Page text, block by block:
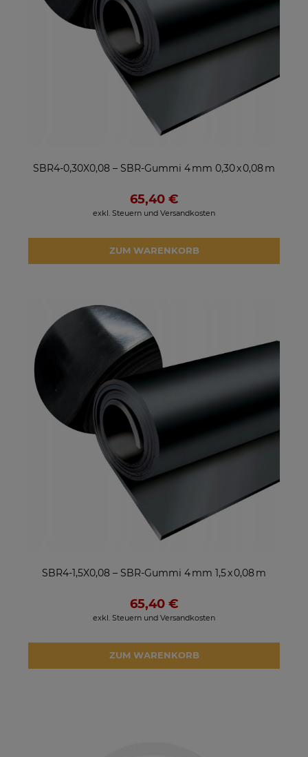
SBR4-0,30X0,08 – SBR-Gummi 4 mm 0,30 x 0,08 m
65,40 €
exkl. Steuern und Versandkosten
ZUM WARENKORB
SBR4-1,5X0,08 – SBR-Gummi 4 mm 1,5 x 0,08 m
65,40 €
exkl. Steuern und Versandkosten
ZUM WARENKORB